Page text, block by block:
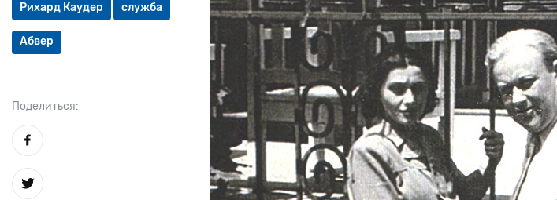
Рихард Каудер служба
Абвер
Поделиться: